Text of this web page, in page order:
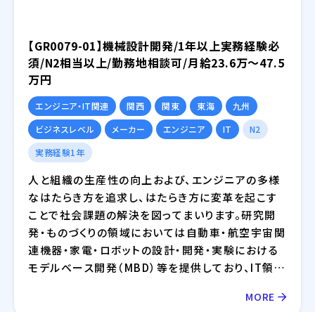
【GR0079-01】機械設計開発/1年以上実務経験必
須/N2相当以上/勤務地相談可/月給23.6万～47.5
万円
エンジニア・IT関連 関西 関東 東海
九州
ビジネスレベル
メーカー エンジニア IT
N2
実務経験1年
人と組織の生産性の向上および、エンジニアの多様
なはたらき方を追求し、はたらき方に変革を起こす
ことで社会課題の解決を図ってまいります。研究開
発・ものづくりの領域においては自動車・航空宇宙関
連機器・家電・ロボットの設計・開発・実験における
モデルベース開発（MBD）等を提供しており、IT領域
中心とした幅広い業界に対してのシステム開発・イ
MORE